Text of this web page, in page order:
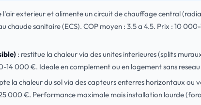
l'air exterieur et alimente un circuit de chauffage central
chaude sanitaire (ECS). COP moyen : 3.5 a 4.5. Prix : 10
: restitue la chaleur via des unites interieures (splits
14 000 €. Ideale en complement ou en logement sans
la chaleur du sol via des capteurs enterres horizontaux ou
000 €. Performance maximale mais installation lourde